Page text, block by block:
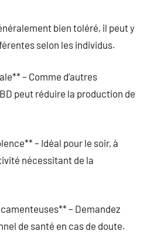
bien toléré, il peut y
selon les individus.
– Comme d’autres
peut réduire la production de
– Idéal pour le soir, à
nécessitant de la
– Demandez
de santé en cas de doute.